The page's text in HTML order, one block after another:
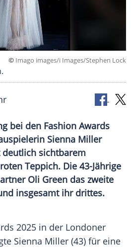
© Imago images/i Images/Stephen Lock
bei den Fashion Awards
Sienna Miller
sichtbarem
Teppich. Die 43-Jährige
Oli Green das zweite
insgesamt ihr drittes.
2025 in der Londoner
Sienna Miller (43) für eine